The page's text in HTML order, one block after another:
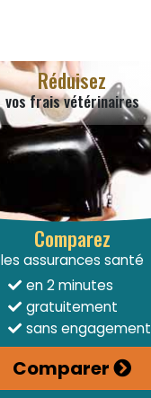
Réduisez
vos frais vétérinaires
Comparez
les assurances santé
en 2 minutes
gratuitement
sans engagement
Comparer